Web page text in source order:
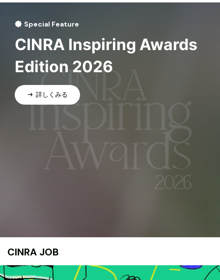
Special Feature
CINRA Inspiring Awards
Edition 2026
詳しくみる
CINRA JOB